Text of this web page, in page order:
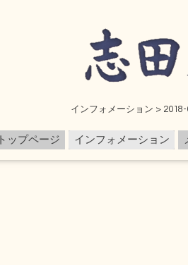
インフォメーション >
トップページ インフォメーション